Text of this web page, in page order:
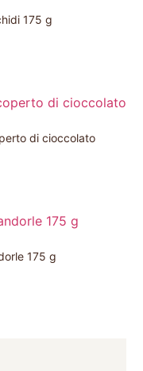
175 g
di cioccolato
175 g